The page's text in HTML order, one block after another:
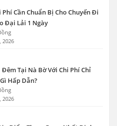
Phí Cần Chuẩn Bị Cho Chuyến Đi
Đại Lải 1 Ngày
2026
Đêm Tại Nà Bờ Với Chi Phí Chỉ
Hấp Dẫn?
2026